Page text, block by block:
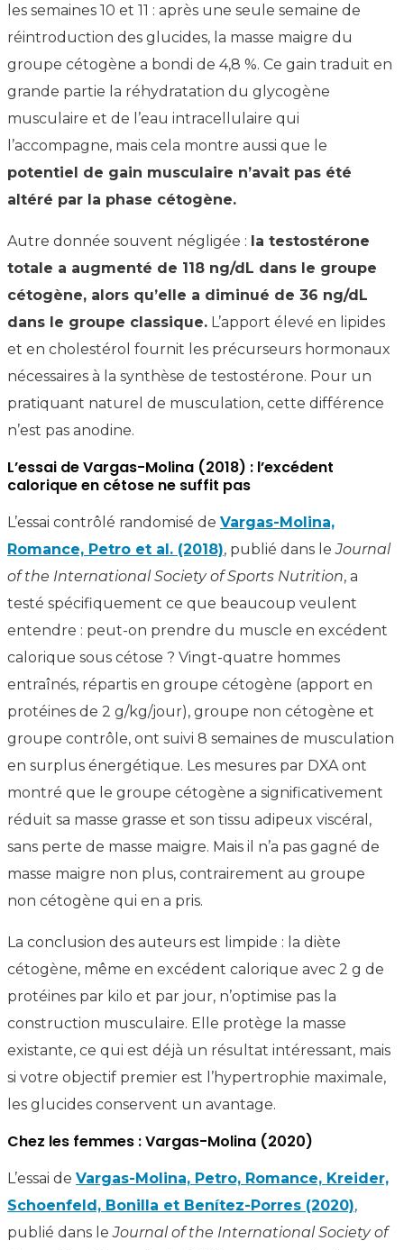
les semaines 10 et 11 : après une seule semaine de
réintroduction des glucides, la masse maigre du
groupe cétogène a bondi de 4,8 %. Ce gain traduit en
grande partie la réhydratation du glycogène
musculaire et de l’eau intracellulaire qui
l’accompagne, mais cela montre aussi que le
potentiel de gain musculaire n’avait pas été
altéré par la phase cétogène.
Autre donnée souvent négligée : la testostérone
totale a augmenté de 118 ng/dL dans le groupe
cétogène, alors qu’elle a diminué de 36 ng/dL
dans le groupe classique. L’apport élevé en lipides
et en cholestérol fournit les précurseurs hormonaux
nécessaires à la synthèse de testostérone. Pour un
pratiquant naturel de musculation, cette différence
n’est pas anodine.
L’essai de Vargas-Molina (2018) : l’excédent
calorique en cétose ne suffit pas
L’essai contrôlé randomisé de Vargas-Molina,
Romance, Petro et al. (2018), publié dans leJournal
of the International Society of Sports Nutrition, a
testé spécifiquement ce que beaucoup veulent
entendre : peut-on prendre du muscle en excédent
calorique sous cétose ? Vingt-quatre hommes
entraînés, répartis en groupe cétogène (apport en
protéines de 2 g/kg/jour), groupe non cétogène et
groupe contrôle, ont suivi 8 semaines de musculation
en surplus énergétique. Les mesures par DXA ont
montré que le groupe cétogène a significativement
réduit sa masse grasse et son tissu adipeux viscéral,
sans perte de masse maigre. Mais il n’a pas gagné de
masse maigre non plus, contrairement au groupe
non cétogène qui en a pris.
La conclusion des auteurs est limpide : la diète
cétogène, même en excédent calorique avec 2 g de
protéines par kilo et par jour, n’optimise pas la
construction musculaire. Elle protège la masse
existante, ce qui est déjà un résultat intéressant, mais
si votre objectif premier est l’hypertrophie maximale,
les glucides conservent un avantage.
Chez les femmes : Vargas-Molina (2020)
L’essai de Vargas-Molina, Petro, Romance, Kreider,
Schoenfeld, Bonilla et Benítez-Porres (2020),
publié dans leJournal of the International Society of